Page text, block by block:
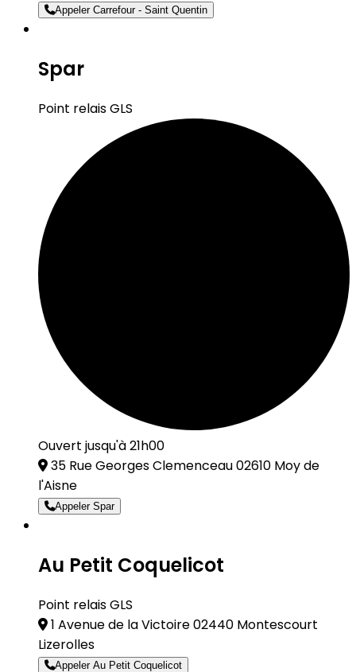
Appeler Carrefour - Saint Quentin
Spar
Point relais GLS
Ouvert jusqu'à 21h00
35 Rue Georges Clemenceau 02610 Moy de
l'Aisne
Appeler Spar
Au Petit Coquelicot
Point relais GLS
1 Avenue de la Victoire 02440 Montescourt
Lizerolles
Appeler Au Petit Coquelicot